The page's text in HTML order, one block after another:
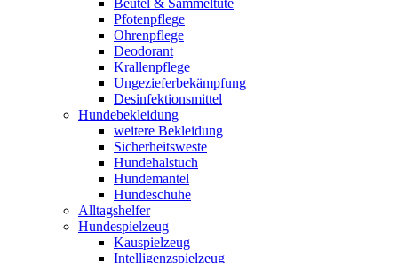
Beutel & Sammeltüte
Pfotenpflege
Ohrenpflege
Deodorant
Krallenpflege
Ungezieferbekämpfung
Desinfektionsmittel
Hundebekleidung
weitere Bekleidung
Sicherheitsweste
Hundehalstuch
Hundemantel
Hundeschuhe
Alltagshelfer
Hundespielzeug
Kauspielzeug
Intelligenzspielzeug